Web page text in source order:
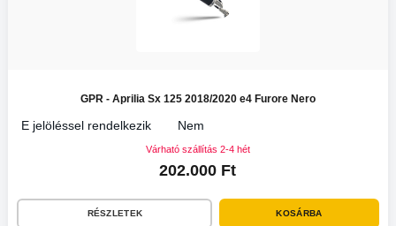
GPR - Aprilia Sx 125 2018/2020 e4 Furore Nero
E jelöléssel rendelkezik Nem
Várható szállítás 2-4 hét
202.000 Ft
RÉSZLETEK KOSÁRBA